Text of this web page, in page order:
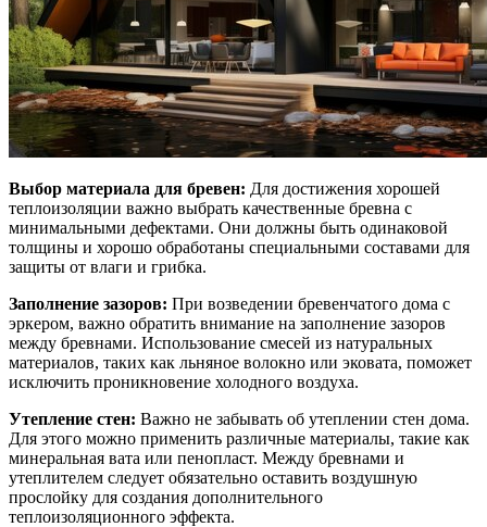
Выбор материала для бревен: Для достижения хорошей
теплоизоляции важно выбрать качественные бревна с
минимальными дефектами. Они должны быть одинаковой
толщины и хорошо обработаны специальными составами для
защиты от влаги и грибка.
Заполнение зазоров: При возведении бревенчатого дома с
эркером, важно обратить внимание на заполнение зазоров
между бревнами. Использование смесей из натуральных
материалов, таких как льняное волокно или эковата, поможет
исключить проникновение холодного воздуха.
Утепление стен: Важно не забывать об утеплении стен дома.
Для этого можно применить различные материалы, такие как
минеральная вата или пенопласт. Между бревнами и
утеплителем следует обязательно оставить воздушную
прослойку для создания дополнительного
теплоизоляционного эффекта.